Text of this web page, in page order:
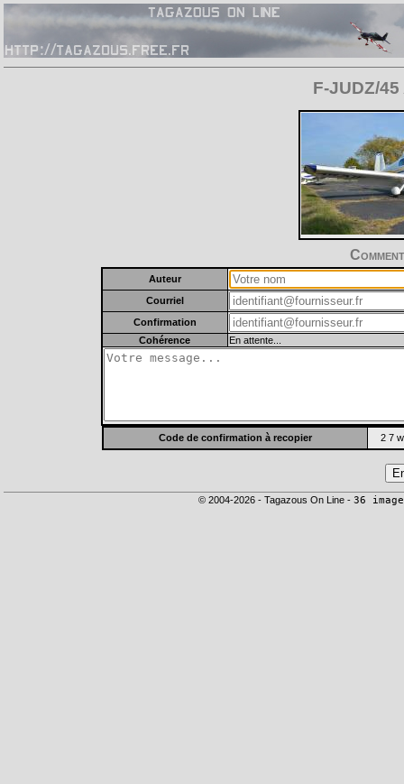
F-JUDZ/45
Auteur
Courriel
Confirmation
Cohérence
En attente...
Code de confirmation à recopier 2 7
© 2004-2026 - Tagazous On Line - 36